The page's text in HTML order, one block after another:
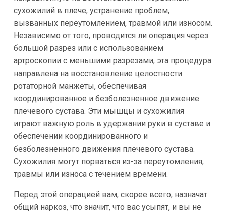
сухожилий в плече, устранение проблем,
вызванных переутомлением, травмой или износом.
Независимо от того, проводится ли операция через
большой разрез или с использованием
артроскопии с меньшими разрезами, эта процедура
направлена на восстановление целостности
ротаторной манжеты, обеспечивая
координированное и безболезненное движение
плечевого сустава. Эти мышцы и сухожилия
играют важную роль в удержании руки в суставе и
обеспечении координированного и
безболезненного движения плечевого сустава.
Сухожилия могут порваться из-за переутомления,
травмы или износа с течением времени.
Перед этой операцией вам, скорее всего, назначат
общий наркоз, что значит, что вас усыпят, и вы не